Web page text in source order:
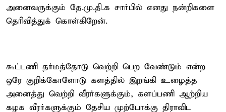
அனைவருக்கும் தே.மு.தி.க சார்பில் எனது நன்றிகளை
தெரிவித்துக் கொள்கிறேன்.
கூட்டணி தர்மத்தோடு வெற்றி பெற வேண்டும் என்ற
ஒரே குறிக்கோளோடு களத்தில் இறங்கி உழைத்த
அனைத்து வெற்றி வீரர்களுக்கும், களப்பணி ஆற்றிய
கழக வீரர்களுக்கும் தேசிய முற்போக்கு திராவிட